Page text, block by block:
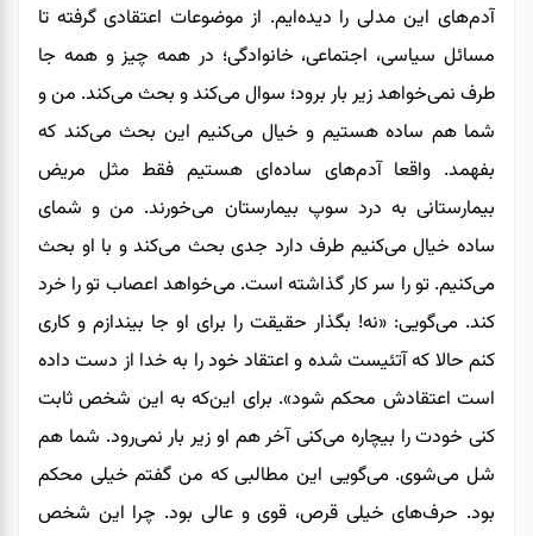
آدم‌های این مدلی را دیده‌ایم. از موضوعات اعتقادی گرفته تا
مسائل سیاسی، اجتماعی، خانوادگی؛ در همه چیز و همه‌ جا
طرف نمی‌خواهد زیر بار برود؛ سوال می‌کند و بحث می‌کند. من و
شما هم ساده هستیم و خیال می‌کنیم این بحث می‌کند که
بفهمد. واقعا آدم‌های ساده‌ای هستیم فقط مثل مریض
بیمارستانی به درد سوپ بیمارستان می‌خورند. من و شمای
ساده خیال می‌کنیم طرف دارد جدی بحث می‌کند و با او بحث
می‌کنیم. تو را سر کار گذاشته است. می‌خواهد اعصاب تو را خرد
کند. می‌گویی: «نه! بگذار حقیقت را برای او جا بیندازم و کاری
کنم حالا که آتئیست شده و اعتقاد خود را به خدا از دست داده
است اعتقادش محکم شود». برای‌ این‌که به این شخص ثابت
کنی خودت را بیچاره می‌کنی آخر هم او زیر بار نمی‌رود. شما هم
شل می‌شوی. می‌گویی این مطالبی که من گفتم خیلی محکم
بود. حرف‌‌های خیلی قرص، قوی و عالی بود. چرا این شخص